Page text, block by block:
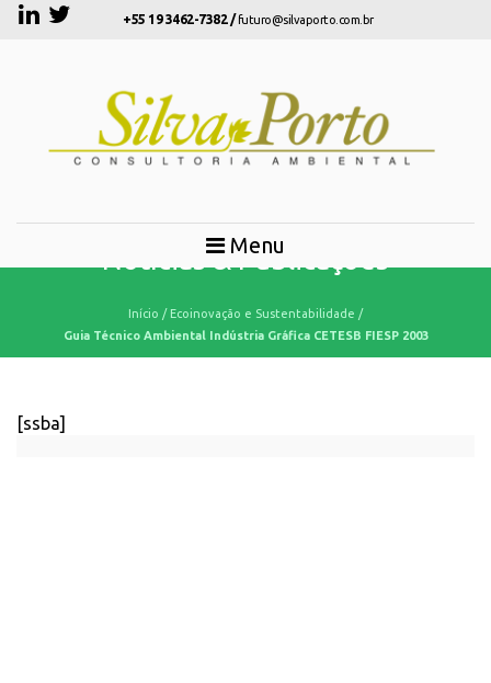
+55 19 3462-7382 /futuro@silvaporto.com.br
Menu
Notícias & Publicações
Início / Ecoinovação e Sustentabilidade /
Guia Técnico Ambiental Indústria Gráfica CETESB FIESP 2003
[ssba]